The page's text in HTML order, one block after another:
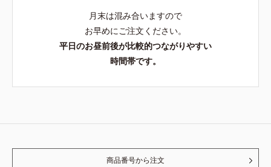
月末は混み合いますので
お早めにご注文ください。
平日のお昼前後が比較的つながりやすい
時間帯です。
商品番号から注文